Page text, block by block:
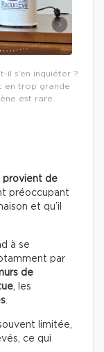
il s’en inquiéter ?
en trop grande
est rare.
provient de
préoccupant
et qu’il
à se
par
de
, les
limitée,
ce qui